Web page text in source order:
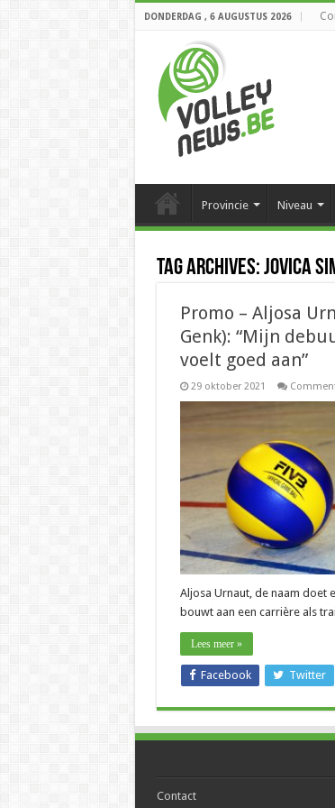
DONDERDAG , 6 AUGUSTUS 2026
Provincie Niveau
Tag Archives:Jovica
Promo – Aljosa
Genk): “Mijn
voelt goed aan”
29 oktober 2021
Aljosa Urnaut, de naam doet
bouwt aan een carrière als
Lees meer »
Facebook Twitter
Contact